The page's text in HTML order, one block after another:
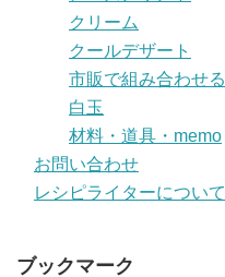
クリーム
クールデザート
市販で組み合わせる
白玉
材料・道具・memo
お問い合わせ
レシピライターについて
ブックマーク